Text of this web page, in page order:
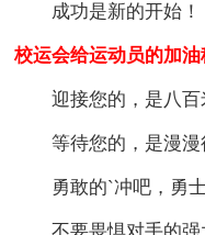
成功是新的开始！
校运会给运动员的加油
迎接您的，是八百
等待您的，是漫漫
勇敢的`冲吧，勇